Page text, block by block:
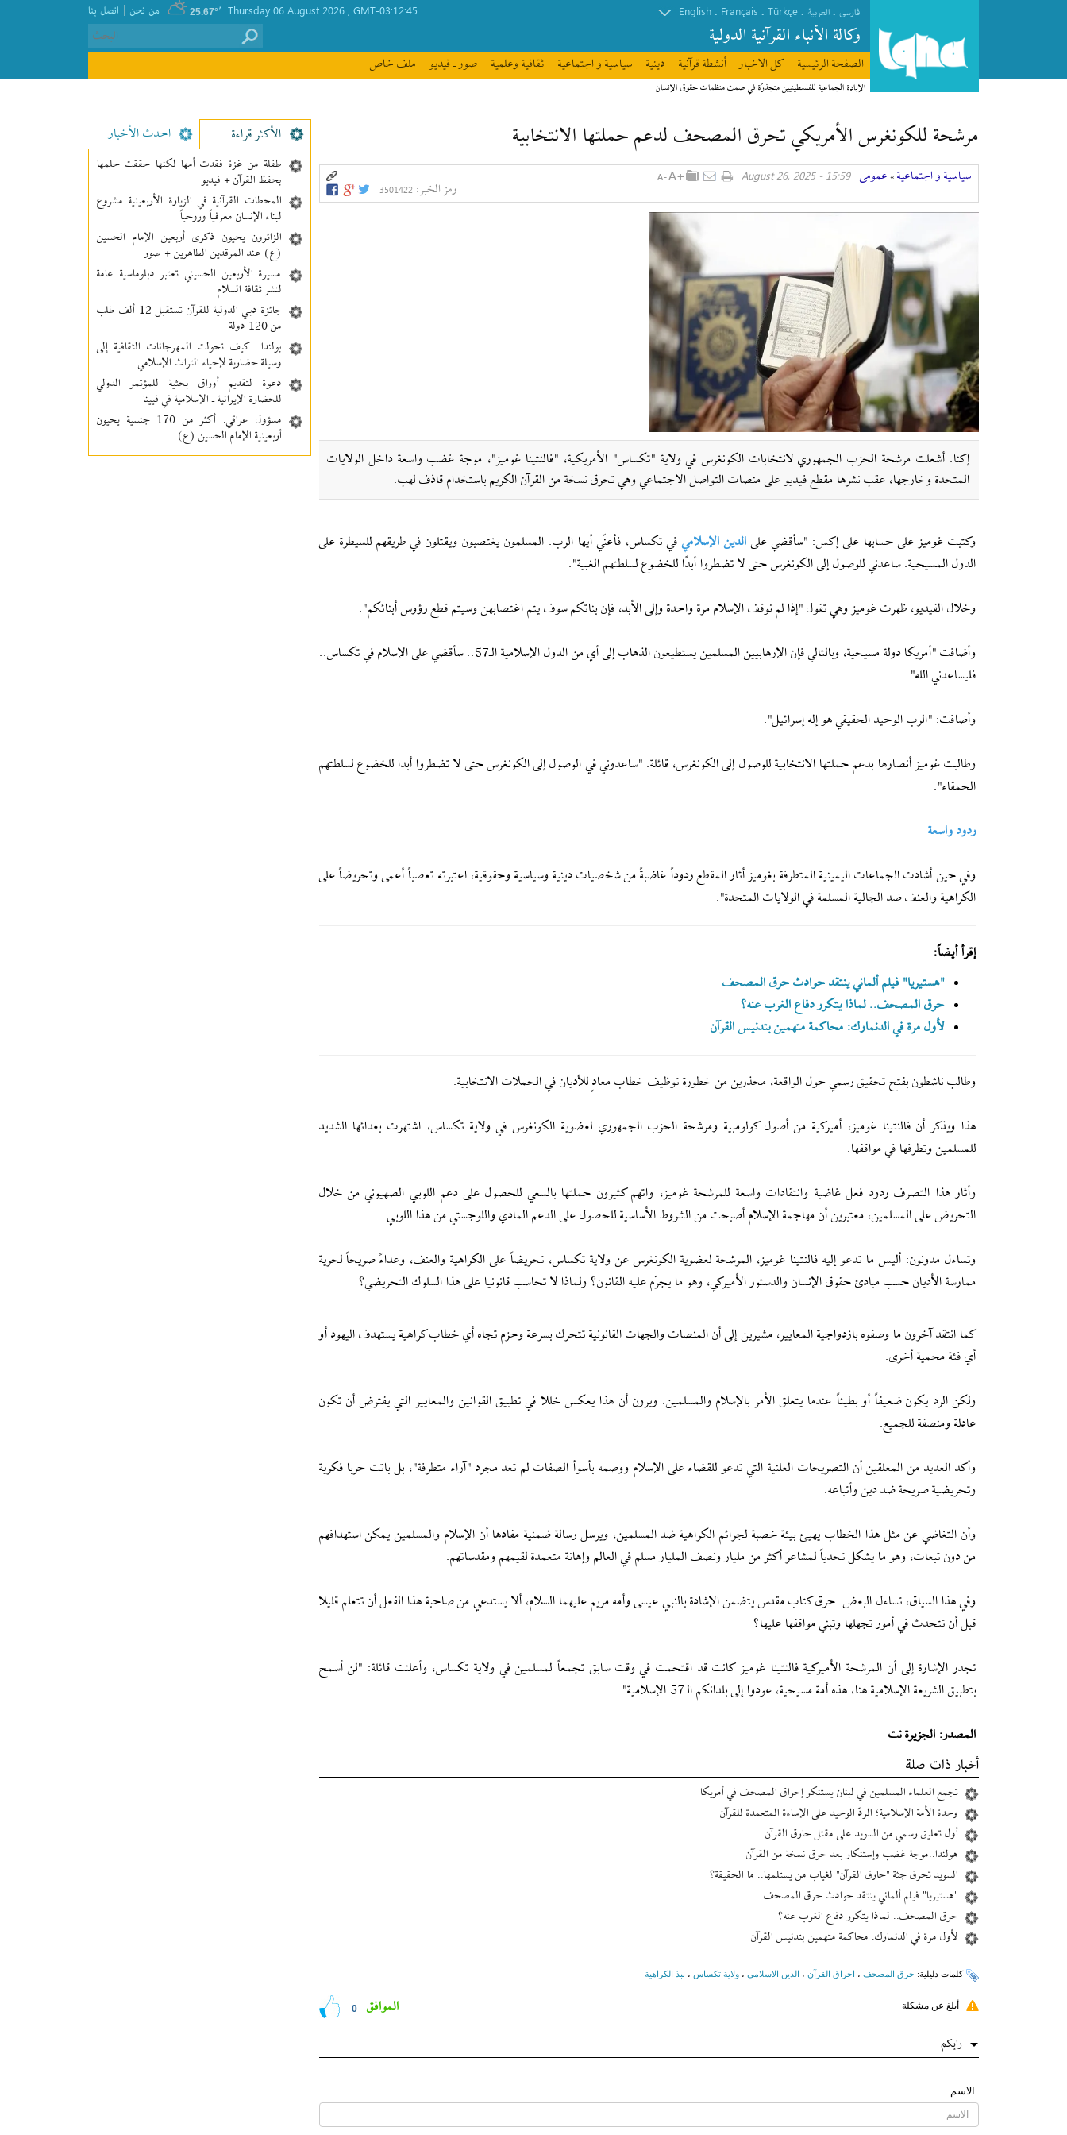
فارسی . العربیة .
Türkçe
.
Français
.
English
وکالة الأنباء القرآنیة الدولیة
اتصل بنا | من نحن GMT-03:12:45
25.67°
الصفحة الرئیسیة كل الاخبار أنشطة قرآنیة دينية سیاسیة و اجتماعیة ثقافیة وعلمیة صور ـ فيديو ملف خاص
الإبادة الجماعية للفلسطينيين متجذرّة في صمت منظمات حقوق الإنسان
مرشحة للكونغرس الأمريكي تحرق المصحف لدعم حملتها الانتخابية
سیاسیة و اجتماعیة » عمومی 15:59 - August 26, 2025
رمز الخبر: 3501422
إکنا: أشعلت مرشحة الحزب الجمهوري لانتخابات الكونغرس في ولاية "تكساس" الأمريكية، "فالنتينا غوميز"، موجة غضب واسعة داخل الولايات
المتحدة وخارجها، عقب نشرها مقطع فيديو على منصات التواصل الاجتماعي وهي تحرق نسخة من القرآن الكريم باستخدام قاذف لهب.
وكتبت غوميز على حسابها على إكس: "سأقضي على الدين الإسلامي في تكساس، فأعنّي أيها الرب. المسلمون يغتصبون ويقتلون في طريقهم للسيطرة على
الدول المسيحية. ساعدني للوصول إلى الكونغرس حتى لا تضطروا أبدًا للخضوع لسلطتهم الغبية".
وخلال الفيديو، ظهرت غوميز وهي تقول "إذا لم نوقف الإسلام مرة واحدة وإلى الأبد، فإن بناتكم سوف يتم اغتصابهن وسيتم قطع رؤوس أبنائكم".
وأضافت "أمريكا دولة مسيحية، وبالتالي فإن الإرهابيين المسلمين يستطيعون الذهاب إلى أي من الدول الإسلامية الـ57.. سأقضي على الإسلام في تكساس..
فليساعدني الله".
وأضافت: "الرب الوحيد الحقيقي هو إله إسرائيل".
وطالبت غوميز أنصارها بدعم حملتها الانتخابية للوصول إلى الكونغرس، قائلة: "ساعدوني في الوصول إلى الكونغرس حتى لا تضطروا أبدا للخضوع لسلطتهم
الحمقاء".
ردود واسعة
وفي حين أشادت الجماعات اليمينية المتطرفة بغوميز أثار المقطع ردوداً غاضبةً من شخصيات دينية وسياسية وحقوقية، اعتبرته تعصباً أعمى وتحريضاً على
الكراهية والعنف ضد الجالية المسلمة في الولايات المتحدة".
إقرأ أيضاً:
"هستيريا" فيلم ألماني ينتقد حوادث حرق المصحف
حرق المصحف.. لماذا يتكرر دفاع الغرب عنه؟
لأول مرة في الدنمارك: محاكمة متهمين بتدنيس القرآن
وطالب ناشطون بفتح تحقيق رسمي حول الواقعة، محذرين من خطورة توظيف خطاب معادٍ للأديان في الحملات الانتخابية.
هذا ويذكر أن فالنتينا غوميز، أميركية من أصول كولومبية ومرشحة الحزب الجمهوري لعضوية الكونغرس في ولاية تكساس، اشتهرت بعدائها الشديد
للمسلمين وتطرفها في مواقفها.
وأثار هذا التصرف ردود فعل غاضبة وانتقادات واسعة للمرشحة غوميز، واتهم كثيرون حملتها بالسعي للحصول على دعم اللوبي الصهيوني من خلال
التحريض على المسلمين، معتبرين أن مهاجمة الإسلام أصبحت من الشروط الأساسية للحصول على الدعم المادي واللوجستي من هذا اللوبي.
وتساءل مدونون: أليس ما تدعو إليه فالنتينا غوميز، المرشحة لعضوية الكونغرس عن ولاية تكساس، تحريضاً على الكراهية والعنف، وعداءً صريحاً لحرية
ممارسة الأديان حسب مبادئ حقوق الإنسان والدستور الأميركي، وهو ما يجرّم عليه القانون؟ ولماذا لا تحاسب قانونيا على هذا السلوك التحريضي؟
كما انتقد آخرون ما وصفوه بازدواجية المعايير، مشيرين إلى أن المنصات والجهات القانونية تتحرك بسرعة وحزم تجاه أي خطاب كراهية يستهدف اليهود أو
أي فئة محمية أخرى.
ولكن الرد يكون ضعيفاً أو بطيئاً عندما يتعلق الأمر بالإسلام والمسلمين. ويرون أن هذا يعكس خللا في تطبيق القوانين والمعايير التي يفترض أن تكون
عادلة ومنصفة للجميع.
وأكد العديد من المعلقين أن التصريحات العلنية التي تدعو للقضاء على الإسلام ووصمه بأسوأ الصفات لم تعد مجرد "آراء متطرفة"، بل باتت حربا فكرية
وتحريضية صريحة ضد دين وأتباعه.
وأن التغاضي عن مثل هذا الخطاب يهيئ بيئة خصبة لجرائم الكراهية ضد المسلمين، ويرسل رسالة ضمنية مفادها أن الإسلام والمسلمين يمكن استهدافهم
من دون تبعات، وهو ما يشكل تحدياً لمشاعر أكثر من مليار ونصف المليار مسلم في العالم وإهانة متعمدة لقيمهم ومقدساتهم.
وفي هذا السياق، تساءل البعض: حرق كتاب مقدس يتضمن الإشادة بالنبي عيسى وأمه مريم عليهما السلام، ألا يستدعي من صاحبة هذا الفعل أن تتعلم قليلا
قبل أن تتحدث في أمور تجهلها وتبني مواقفها عليها؟
تجدر الإشارة إلى أن المرشحة الأميركية فالنتينا غوميز كانت قد اقتحمت في وقت سابق تجمعاً لمسلمين في ولاية تكساس، وأعلنت قائلة: "لن أسمح
بتطبيق الشريعة الإسلامية هنا، هذه أمة مسيحية، عودوا إلى بلدانكم الـ57 الإسلامية".
المصدر: الجزيرة نت
أخبار ذات صلة
تجمع العلماء المسلمين في لبنان يستنكر إحراق المصحف في أمريكا
وحدة الأمة الإسلامية؛ الردّ الوحيد على الإساءة المتعمدة للقرآن
أول تعليق رسمي من السويد على مقتل حارق القرآن
هولندا..موجة غضب وإستنكار بعد حرق نسخة من القرآن
السويد تحرق جثة "حارق القرآن" لغياب من يستلمها.. ما الحقيقة؟
"هستيريا" فيلم ألماني ينتقد حوادث حرق المصحف
حرق المصحف.. لماذا يتكرر دفاع الغرب عنه؟
لأول مرة في الدنمارك: محاكمة متهمين بتدنيس القرآن
کلمات دلیلیة: حرق المصحف ، احراق القرآن ، الدين الاسلامي ، ولاية تكساس ، نبذ الكراهية
أبلغ عن مشكلة 0 الموافق
رایکم
الاسم
الأکثر قراءة احدث الأخبار
طفلة من غزة فقدت أمها لكنها حققت حلمها
بحفظ القرآن + فيديو
المحطات القرآنية في الزيارة الأربعينية مشروع
لبناء الإنسان معرفیاً وروحياً
الزائرون يحيون ذكرى أربعين الإمام الحسين
(ع) عند المرقدين الطاهرين + صور
مسيرة الأربعين الحسيني تعتبر دبلوماسية عامة
لنشر ثقافة السلام
جائزة دبي الدولية للقرآن تستقبل 12 ألف طلب
من 120 دولة
بولندا.. كيف تحولت المهرجانات الثقافية إلى
وسيلة حضارية لإحياء التراث الإسلامي
دعوة لتقديم أوراق بحثية للمؤتمر الدولي
للحضارة الإيرانية ـ الإسلامية في فيينا
مسؤول عراقي: أكثر من 170 جنسية يحيون
أربعينية الإمام الحسين (ع)